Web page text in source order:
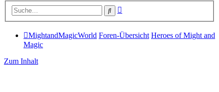
Suche
MightandMagicWorld Foren-Übersicht Heroes of Might and
Magic
Zum Inhalt